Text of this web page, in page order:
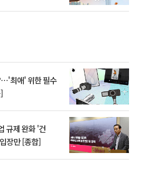
최애' 위한 필수
규제 완화 '건
장만 [종합]